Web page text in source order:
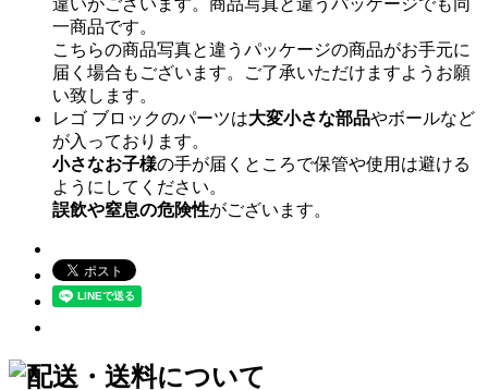
違いがございます。商品写真と違うパッケージでも同
一商品です。
こちらの商品写真と違うパッケージの商品がお手元に
届く場合もございます。ご了承いただけますようお願
い致します。
レゴ ブロックのパーツは大変小さな部品やボールなど
が入っております。
小さなお子様の手が届くところで保管や使用は避ける
ようにしてください。
誤飲や窒息の危険性がございます。